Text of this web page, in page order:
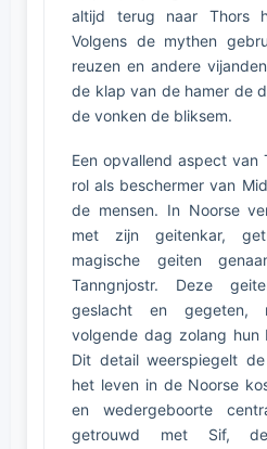
altijd terug naar Thors
Volgens de mythen
reuzen en andere
de klap van de hamer de
de vonken de bliksem.
Een opvallend aspect van
rol als beschermer van
de mensen. In Noorse
met zijn geitenkar,
magische geiten
Tanngnjostr. Deze
geslacht en gegeten,
volgende dag zolang hun
Dit detail weerspiegelt
het leven in de Noorse
en wedergeboorte
getrouwd met Sif,